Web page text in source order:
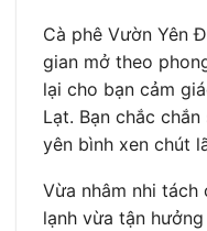
Cà phê Vườn Yên
gian mở theo
lại cho bạn cảm
Lạt. Bạn chắc
yên bình xen chút
Vừa nhâm nhi
lạnh vừa tận